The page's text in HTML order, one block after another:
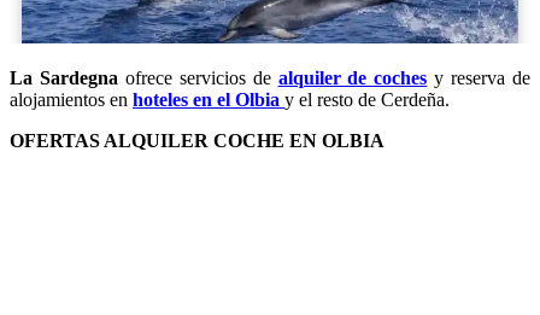
La Sardegna ofrece servicios de alquiler de coches y reserva de
alojamientos en hoteles en el Olbia y el resto de Cerdeña.
OFERTAS ALQUILER COCHE EN OLBIA